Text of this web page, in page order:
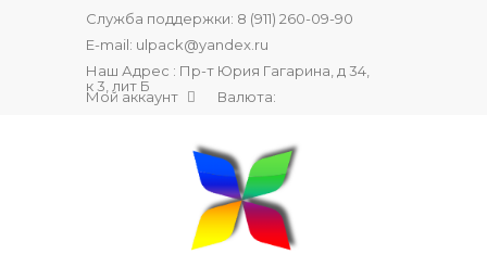
Служба поддержки: 8 (911) 260-09-90
E-mail: ulpack@yandex.ru
Наш Адрес : Пр-т Юрия Гагарина, д 34,
к 3, лит Б
Мой аккаунт Валюта: